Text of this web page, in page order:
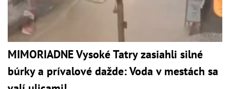
MIMORIADNE Vysoké Tatry zasiahli silné
búrky a prívalové dažde: Voda v mestách sa